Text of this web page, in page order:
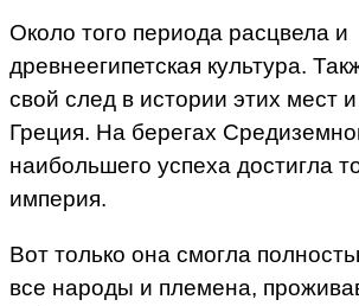
Около того периода расцвела и
древнеегипетская культура.
свой след в истории этих мест
Греция. На берегах
наибольшего успеха достигла
империя.
Вот только она смогла
все народы и племена,